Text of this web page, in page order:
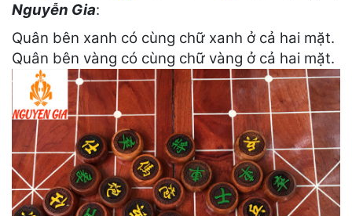
Nguyễn Gia:
Quân bên xanh có cùng chữ xanh ở cả hai mặt.
Quân bên vàng có cùng chữ vàng ở cả hai mặt.